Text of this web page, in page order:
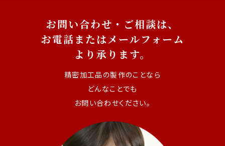
お問い合わせ・ご相談は、
お電話またはメールフォーム
より承ります。
精密加工品の製作のことなら
どんなことでも
お問い合わせください。